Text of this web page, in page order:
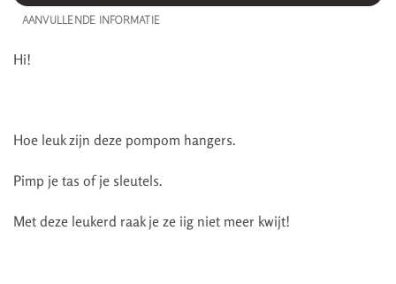
AANVULLENDE INFORMATIE
Hi!
Hoe leuk zijn deze pompom hangers.
Pimp je tas of je sleutels.
Met deze leukerd raak je ze iig niet meer kwijt!